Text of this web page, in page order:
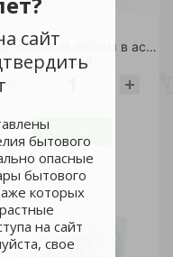
сайт
бытового
опасные
бытового
которых
на сайт
свое
Шар елочный d60мм в ассортименте 1 шт
18 руб.
В корзину